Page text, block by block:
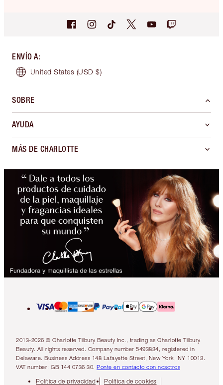
ENVÍO A:
United States (USD $)
SOBRE
AYUDA
MÁS DE CHARLOTTE
2013-2026 © Charlotte Tilbury Beauty Inc., trading as Charlotte Tilbury
Beauty. All rights reserved. Company number 5493834, registered in
Delaware. Business Address 148 Lafayette Street, New York, NY 10013.
VAT number: GB 144 0736 30. Ponte en contacto con nosotros
Política de privacidad
Política de cookies